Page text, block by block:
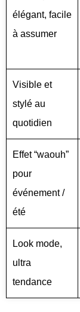
élégant, facile
à assumer
Visible et
stylé au
quotidien
Effet “waouh”
pour
événement /
été
Look mode,
ultra
tendance